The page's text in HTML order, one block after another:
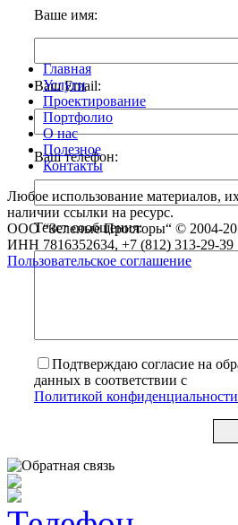
Ваше имя:
Ваш Email:
Ваш телефон:
Текст сообщения:
Подтверждаю согласие на
данных в соответствии с
Политикой конфиденциальности
Главная
Услуги
Проектирование
Портфолио
О нас
Полезное
Контакты
Любое использование материалов,
наличии ссылки на ресурс.
ООО “Зеленые Просторы“ © 2004-
ИНН 7816352634, +7 (812) 313-29-39
Пользовательское соглашение